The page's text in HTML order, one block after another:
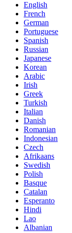
English
French
German
Portuguese
Spanish
Russian
Japanese
Korean
Arabic
Irish
Greek
Turkish
Italian
Danish
Romanian
Indonesian
Czech
Afrikaans
Swedish
Polish
Basque
Catalan
Esperanto
Hindi
Lao
Albanian